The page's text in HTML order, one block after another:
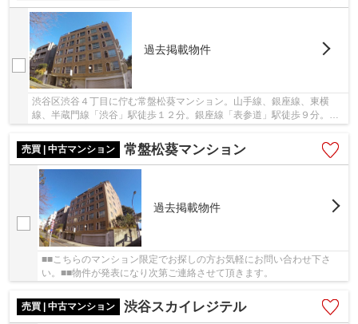
過去掲載物件
渋谷区渋谷４丁目に佇む常盤松葵マンション。山手線、銀座線、東横
線、半蔵門線「渋谷」駅徒歩１２分。銀座線「表参道」駅徒歩９分。ブ
ラウンの外壁とアーチ型の窓が特徴的なレトロ調...
売買 | 中古マンション
常盤松葵マンション
過去掲載物件
■■こちらのマンション限定でお探しの方お気軽にお問い合わせ下さ
い。■■物件が発表になり次第ご連絡させて頂きます。
売買 | 中古マンション 渋谷スカイレジテル